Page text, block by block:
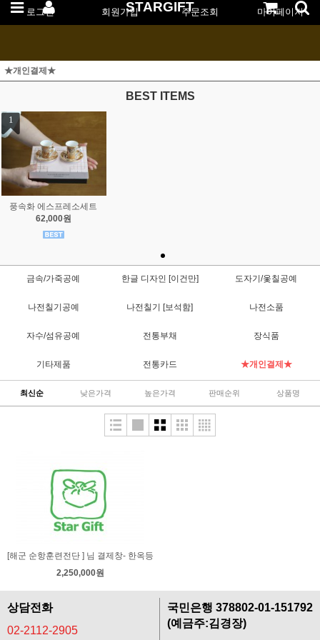
로그인 회원가입 주문조회 마이페이지
STARGIFT
★개인결제★
BEST ITEMS
1
풍속화 에스프레소세트
62,000원
금속/가죽공예 한글 디자인 [이건만] 도자기/옻칠공예
나전칠기공예 나전칠기 [보석함] 나전소품
자수/섬유공예 전통부채 장식품
기타제품 전통카드 ★개인결제★
최신순 낮은가격 높은가격 판매순위 상품명
[해군 순항훈련전단 ] 님 결제창- 한옥등
2,250,000원
상담전화
02-2112-2905
국민은행 378802-01-151792
(예금주:김경장)